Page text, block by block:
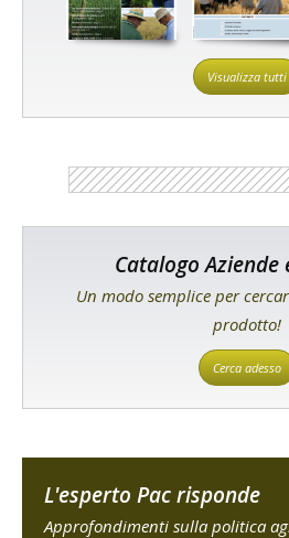
Visualizza tutti
Catalogo
Un modo semplice per
prodotto!
Cerca adesso
L'esperto Pac risponde
Approfondimenti sulla politica